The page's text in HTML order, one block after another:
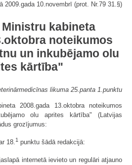
2009.gada 10.novembrī (prot. Nr.79 31.§)
kabineta
noteikumos
un inkubējamo olu
kārtība"
likuma 25.panta 1.punktu
2008.gada 13.oktobra noteikumos
olu aprites kārtība" (Latvijas
grozījumus:
18.1 punktu šādā redakcijā:
internetā ievieto un regulāri atjauno